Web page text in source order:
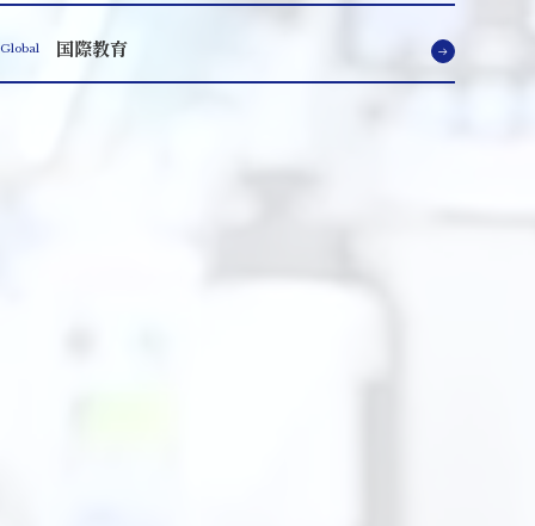
Global 国際教育